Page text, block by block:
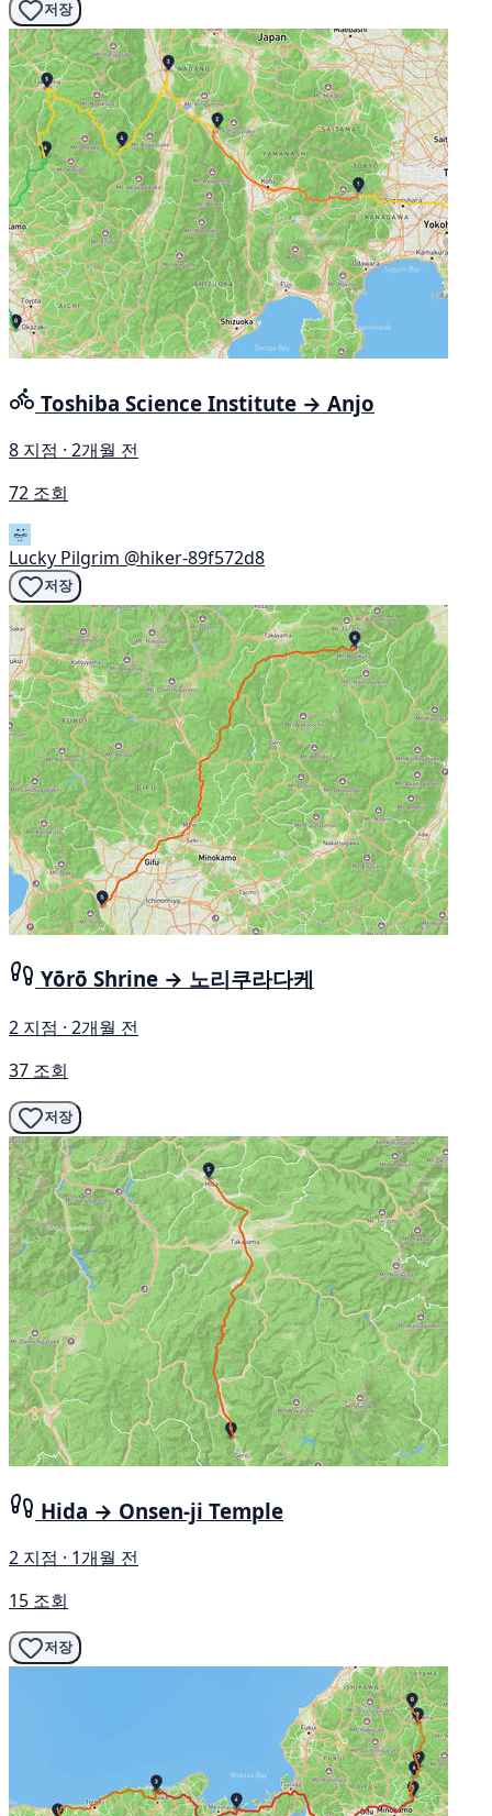
저장
Toshiba Science Institute → Anjo
8 지점 · 2개월 전
72 조회
Lucky Pilgrim @hiker-89f572d8
저장
Yōrō Shrine → 노리쿠라다케
2 지점 · 2개월 전
37 조회
저장
Hida → Onsen-ji Temple
2 지점 · 1개월 전
15 조회
저장